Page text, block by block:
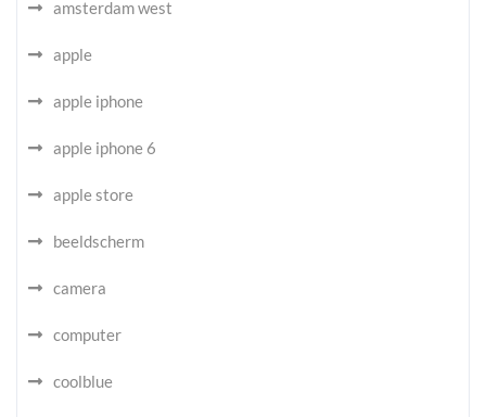
amsterdam west
apple
apple iphone
apple iphone 6
apple store
beeldscherm
camera
computer
coolblue